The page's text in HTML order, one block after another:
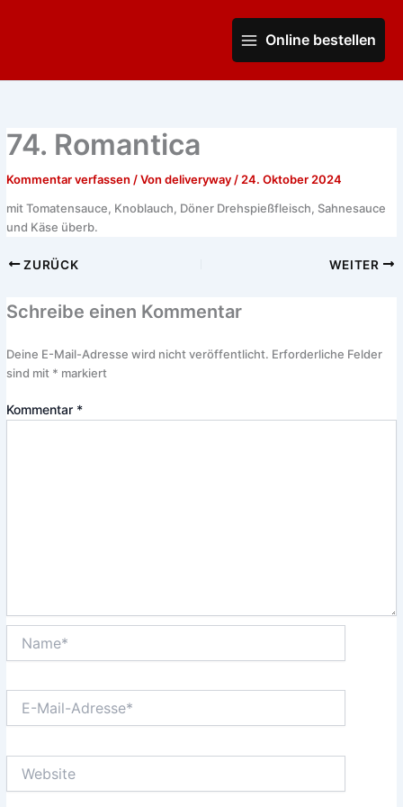
Main
MenuOnline bestellen
74. Romantica
Kommentar verfassen / Vondeliveryway / 24. Oktober 2024
mit Tomatensauce, Knoblauch, Döner Drehspießfleisch, Sahnesauce
und Käse überb.
ZURÜCK WEITER
Schreibe einen Kommentar
Deine E-Mail-Adresse wird nicht veröffentlicht. Erforderliche Felder
sind mit * markiert
Kommentar *
Mail-